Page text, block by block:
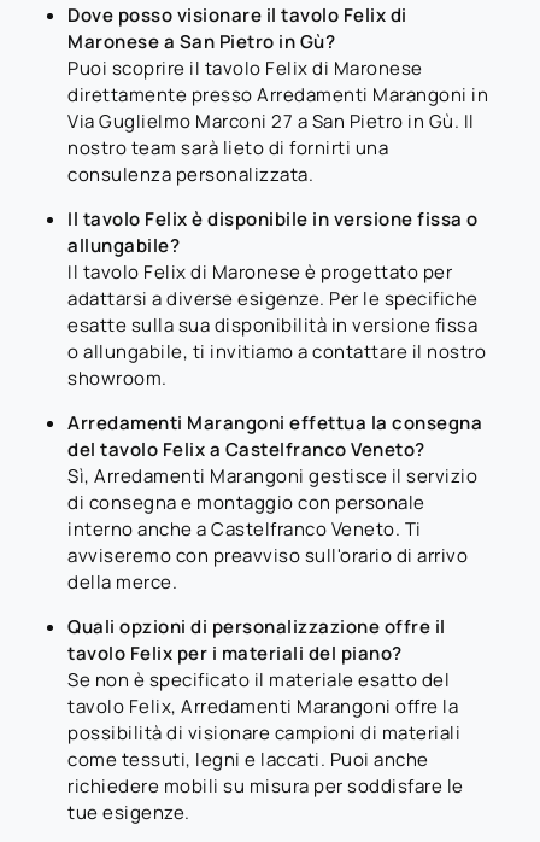
Dove posso visionare il tavolo Felix di
Maronese a San Pietro in Gù?
Puoi scoprire il tavolo Felix di Maronese
direttamente presso Arredamenti Marangoni in
Via Guglielmo Marconi 27 a San Pietro in Gù. Il
nostro team sarà lieto di fornirti una
consulenza personalizzata.
Il tavolo Felix è disponibile in versione fissa o
allungabile?
Il tavolo Felix di Maronese è progettato per
adattarsi a diverse esigenze. Per le specifiche
esatte sulla sua disponibilità in versione fissa
o allungabile, ti invitiamo a contattare il nostro
showroom.
Arredamenti Marangoni effettua la consegna
del tavolo Felix a Castelfranco Veneto?
Sì, Arredamenti Marangoni gestisce il servizio
di consegna e montaggio con personale
interno anche a Castelfranco Veneto. Ti
avviseremo con preavviso sull'orario di arrivo
della merce.
Quali opzioni di personalizzazione offre il
tavolo Felix per i materiali del piano?
Se non è specificato il materiale esatto del
tavolo Felix, Arredamenti Marangoni offre la
possibilità di visionare campioni di materiali
come tessuti, legni e laccati. Puoi anche
richiedere mobili su misura per soddisfare le
tue esigenze.